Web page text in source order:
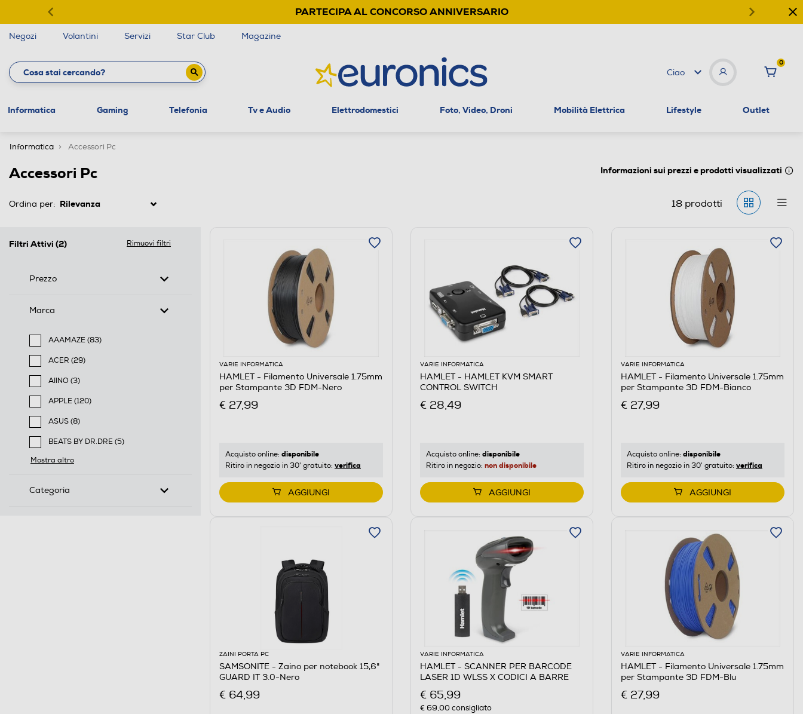
PARTECIPA AL CONCORSO ANNIVERSARIO
Negozi Volantini Servizi Star Club Magazine
Ciao
0
Informatica Gaming Telefonia Tv e Audio Elettrodomestici Foto, Video, Droni Mobilità Elettrica Lifestyle Outlet
Informatica Accessori Pc
Accessori Pc Informazioni sui prezzi e prodotti visualizzati
Ordina per: 18prodotti
Filtri Attivi (2) Rimuovi filtri
Prezzo
Marca
AAAMAZE (83)
Filtra per Marca: AAAMAZE
ACER (29)
Filtra per Marca: ACER
AIINO (3)
Filtra per Marca: AIINO
APPLE (120)
Filtra per Marca: APPLE
ASUS (8)
Filtra per Marca: ASUS
BEATS BY DR.DRE (5)
Filtra per Marca: BEATS BY DR.DRE
Mostra altro
Categoria
VARIE INFORMATICA
HAMLET - Filamento Universale 1.75mm
per Stampante 3D FDM-Nero
€ 27,99
Acquisto online: disponibile
Ritiro in negozio in 30' gratuito: verifica
AGGIUNGI
VARIE INFORMATICA
HAMLET - HAMLET KVM SMART
CONTROL SWITCH
€ 28,49
Acquisto online: disponibile
Ritiro in negozio: non disponibile
AGGIUNGI
VARIE INFORMATICA
HAMLET - Filamento Universale 1.75mm
per Stampante 3D FDM-Bianco
€ 27,99
Acquisto online: disponibile
Ritiro in negozio in 30' gratuito: verifica
AGGIUNGI
ZAINI PORTA PC
SAMSONITE - Zaino per notebook 15,6"
GUARD IT 3.0-Nero
€ 64,99
VARIE INFORMATICA
HAMLET - SCANNER PER BARCODE
LASER 1D WLSS X CODICI A BARRE
€ 65,99
€ 69,00consigliato
VARIE INFORMATICA
HAMLET - Filamento Universale 1.75mm
per Stampante 3D FDM-Blu
€ 27,99